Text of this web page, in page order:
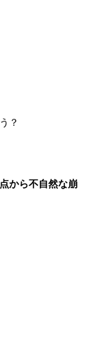
？
から不自然な崩